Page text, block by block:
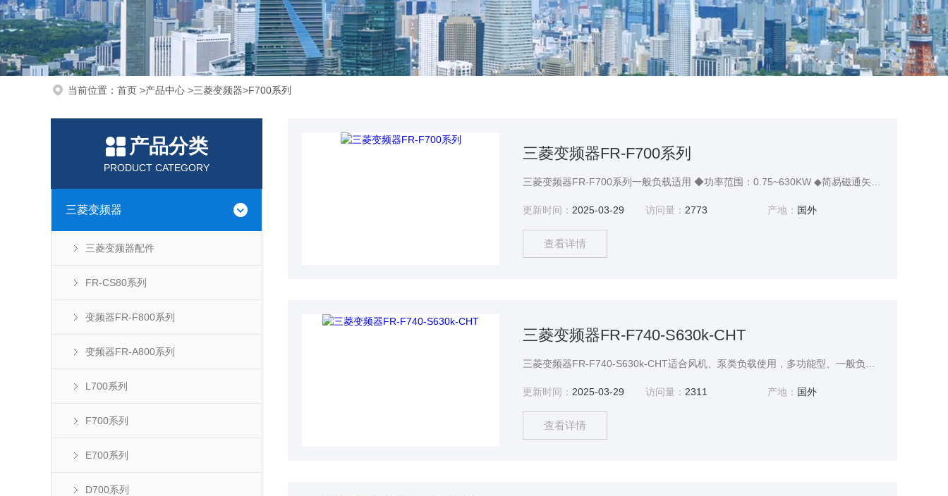
当前位置： 首页 >产品中心 >三菱变频器>F700系列
产品分类
PRODUCT CATEGORY
三菱变频器
三菱变频器配件
FR-CS80系列
变频器FR-F800系列
变频器FR-A800系列
L700系列
F700系列
E700系列
D700系列
三菱变频器FR-F700系列
更新时间： 2025-03-29 访问量： 2773 产地： 国外
查看详情
三菱变频器FR-F740-S630k-CHT
更新时间： 2025-03-29 访问量： 2311 产地： 国外
查看详情